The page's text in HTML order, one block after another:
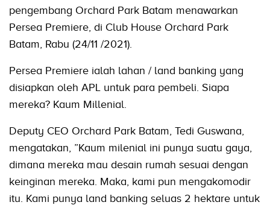
pengembang Orchard Park Batam menawarkan
Persea Premiere, di Club House Orchard Park
Batam, Rabu (24/11 /2021).
Persea Premiere ialah lahan / land banking yang
disiapkan oleh APL untuk para pembeli. Siapa
mereka? Kaum Millenial.
Deputy CEO Orchard Park Batam, Tedi Guswana,
mengatakan, ”Kaum milenial ini punya suatu gaya,
dimana mereka mau desain rumah sesuai dengan
keinginan mereka. Maka, kami pun mengakomodir
itu. Kami punya land banking seluas 2 hektare untuk